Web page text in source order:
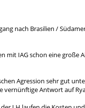
nach Brasilien /
mit IAG schon eine große
Agression sehr gut
vernünftige Antwort auf